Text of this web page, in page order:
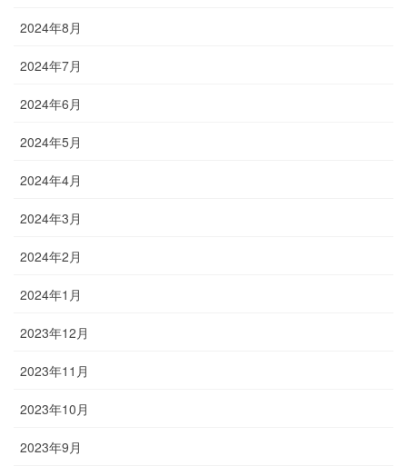
2024年8月
2024年7月
2024年6月
2024年5月
2024年4月
2024年3月
2024年2月
2024年1月
2023年12月
2023年11月
2023年10月
2023年9月